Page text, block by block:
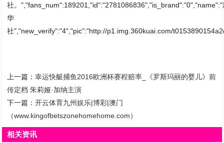
社。","fans_num":189201,"id":"2781086836","is_brand":"0","name":"
华
社","new_verify":"4","pic":"http://p1.img.360kuai.com/
上一篇：幸运快艇捕鱼2016欧洲杯赛程赔率_《罗斯玛丽的婴儿》前
传定档 朱莉娅·加纳主演
下一篇：开云体育九州娱乐|博彩|澳门
（www.kingofbetszonehomehome.com）
相关资讯